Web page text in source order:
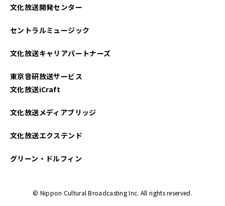
文化放送開発センター
セントラルミュージック
文化放送キャリアパートナーズ
東京音研放送サービス
文化放送iCraft
文化放送メディアブリッジ
文化放送エクステンド
グリーン・ドルフィン
© Nippon Cultural Broadcasting Inc. All rights reserved.